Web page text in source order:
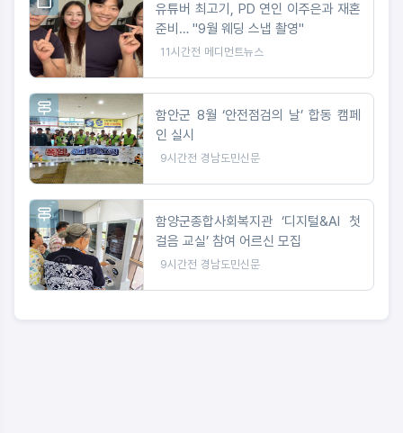
유튜버 최고기, PD 연인 이주은과 재혼
준비… "9월 웨딩 스냅 촬영"
11시간전 메디먼트뉴스
함안군 8월 ‘안전점검의 날’ 합동 캠페
인 실시
9시간전 경남도민신문
함양군종합사회복지관 ‘디지털&AI 첫
걸음 교실’ 참여 어르신 모집
9시간전 경남도민신문